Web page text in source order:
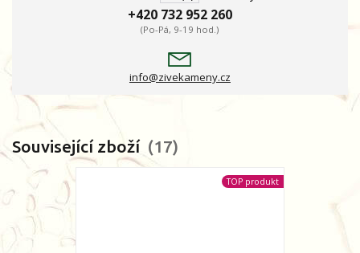
+420 732 952 260
(Po-Pá, 9-19 hod.)
info@zivekameny.cz
Související zboží 17
TOP produkt